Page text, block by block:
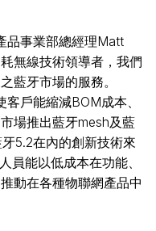
品事業部總經理Matt
無線技術領導者，我們
藍牙市場的服務。
戶能縮減BOM成本、
場推出藍牙mesh及藍
5.2在內的創新技術來
員能以低成本在功能、
動在各種物聯網產品中